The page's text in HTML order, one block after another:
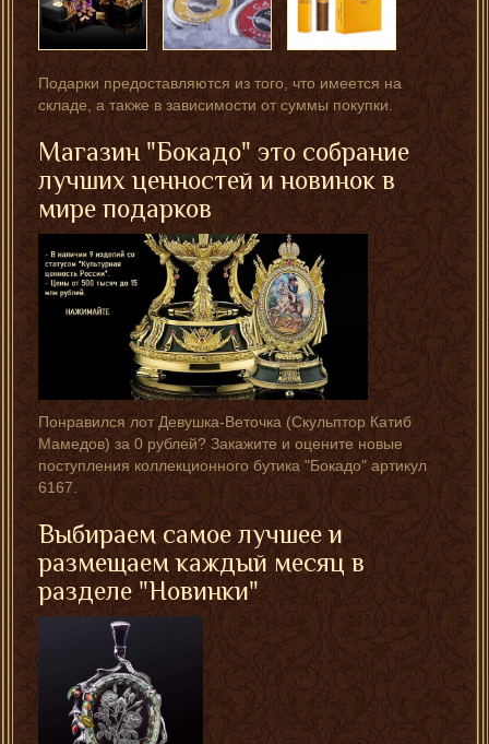
Подарки предоставляются из того, что имеется на
складе, а также в зависимости от суммы покупки.
Магазин "Бокадо" это собрание
лучших ценностей и новинок в
мире подарков
Понравился лот Девушка-Веточка (Скульптор Катиб
Мамедов) за 0 рублей? Закажите и оцените новые
поступления коллекционного бутика "Бокадо" артикул
6167.
Выбираем самое лучшее и
размещаем каждый месяц в
разделе "Новинки"